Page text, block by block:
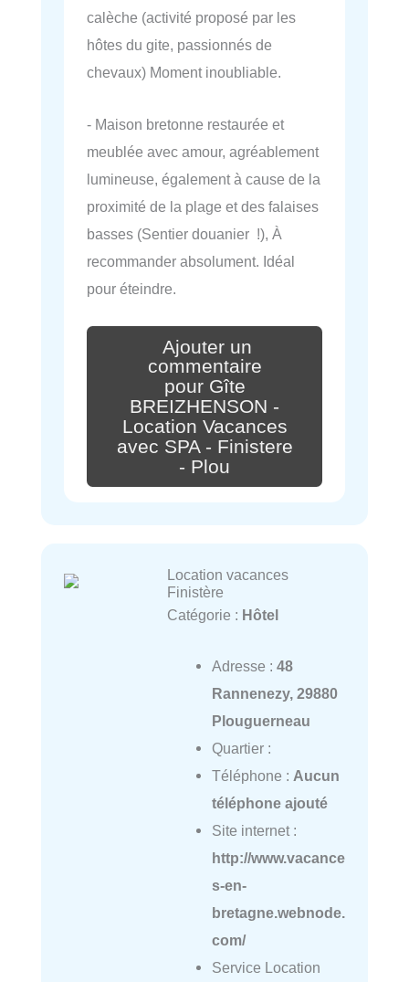
calèche (activité proposé par les
hôtes du gite, passionnés de
chevaux) Moment inoubliable.
- Maison bretonne restaurée et
meublée avec amour, agréablement
lumineuse, également à cause de la
proximité de la plage et des falaises
basses (Sentier douanier !), À
recommander absolument. Idéal
pour éteindre.
Ajouter un
commentaire
pour Gîte
BREIZHENSON -
Location Vacances
avec SPA - Finistere
- Plou
Location vacances
Finistère
Catégorie : Hôtel
Adresse : 48
Rannenezy, 29880
Plouguerneau
Quartier :
Téléphone : Aucun
téléphone ajouté
Site internet :
http://www.vacance
s-en-
bretagne.webnode.
com/
Service Location